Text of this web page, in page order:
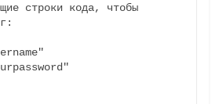
строки кода, чтобы